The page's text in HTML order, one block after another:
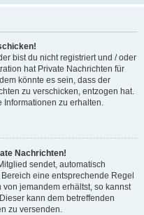
bist du nicht registriert und / oder
hat Private Nachrichten für
könnte es sein, dass der
zu verschicken, entzogen hat.
Informationen zu erhalten.
Nachrichten!
sendet, automatisch
eine entsprechende Regel
jemandem erhältst, so kannst
kann dem betreffenden
zu versenden.